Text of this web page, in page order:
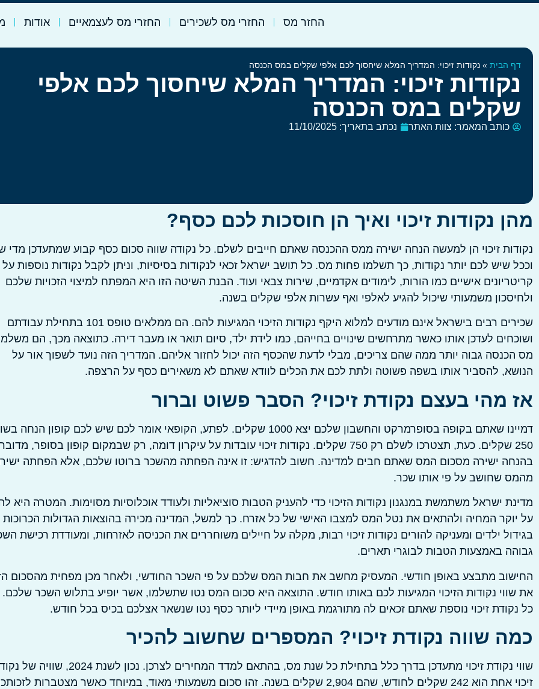
החזר מס החזרי מס לשכירים החזרי מס לעצמאיים אודות
דף הבית » נקודות זיכוי: המדריך המלא שיחסוך לכם אלפי שקלים במס הכנסה
נקודות זיכוי: המדריך המלא שיחסוך לכם אלפי
שקלים במס הכנסה
כותב המאמר: צוות האתר נכתב בתאריך: 11/10/2025
מהן נקודות זיכוי ואיך הן חוסכות לכם כסף?
נקודות זיכוי הן למעשה הנחה ישירה ממס ההכנסה שאתם חייבים לשלם. כל נקודה שווה סכום כסף קבוע שמתעדכן מדי
וככל שיש לכם יותר נקודות, כך תשלמו פחות מס. כל תושב ישראל זכאי לנקודות בסיסיות, וניתן לקבל נקודות נוספות על
קריטריונים אישיים כמו הורות, לימודים אקדמיים, שירות צבאי ועוד. הבנת השיטה הזו היא המפתח למיצוי הזכויות שלכם
ולחיסכון משמעותי שיכול להגיע לאלפי ואף עשרות אלפי שקלים בשנה.
שכירים רבים בישראל אינם מודעים למלוא היקף נקודות הזיכוי המגיעות להם. הם ממלאים טופס 101 בתחילת עבודתם
ושוכחים לעדכן אותו כאשר מתרחשים שינויים בחייהם, כמו לידת ילד, סיום תואר או מעבר דירה. כתוצאה מכך, הם
מס הכנסה גבוה יותר ממה שהם צריכים, מבלי לדעת שהכסף הזה יכול לחזור אליהם. המדריך הזה נועד לשפוך אור על
הנושא, להסביר אותו בשפה פשוטה ולתת לכם את הכלים לוודא שאתם לא משאירים כסף על הרצפה.
אז מהי בעצם נקודת זיכוי? הסבר פשוט וברור
דמיינו שאתם בקופה בסופרמרקט והחשבון שלכם יצא 1000 שקלים. לפתע, הקופאי אומר לכם שיש לכם קופון הנחה
250 שקלים. כעת, תצטרכו לשלם רק 750 שקלים. נקודות זיכוי עובדות על עיקרון דומה, רק שבמקום קופון בסופר, מדובר
בהנחה ישירה מסכום המס שאתם חבים למדינה. חשוב להדגיש: זו אינה הפחתה מהשכר ברוטו שלכם, אלא הפחתה
מהמס שחושב על פי אותו שכר.
מדינת ישראל משתמשת במנגנון נקודות הזיכוי כדי להעניק הטבות סוציאליות ולעודד אוכלוסיות מסוימות. המטרה היא
על יוקר המחיה ולהתאים את נטל המס למצבו האישי של כל אזרח. כך למשל, המדינה מכירה בהוצאות הגדולות הכרוכות
בגידול ילדים ומעניקה להורים נקודות זיכוי רבות, מקלה על חיילים משוחררים את הכניסה לאזרחות, ומעודדת רכישת
גבוהה באמצעות הטבות לבוגרי תארים.
החישוב מתבצע באופן חודשי. המעסיק מחשב את חבות המס שלכם על פי השכר החודשי, ולאחר מכן מפחית מהסכום
את שווי נקודות הזיכוי המגיעות לכם באותו חודש. התוצאה היא סכום המס נטו שתשלמו, אשר יופיע בתלוש השכר שלכם.
כל נקודת זיכוי נוספת שאתם זכאים לה מתורגמת באופן מיידי ליותר כסף נטו שנשאר אצלכם בכיס בכל חודש.
כמה שווה נקודת זיכוי? המספרים שחשוב להכיר
שווי נקודת זיכוי מתעדכן בדרך כלל בתחילת כל שנת מס, בהתאם למדד המחירים לצרכן. נכון לשנת 2024,
זיכוי אחת הוא 242 שקלים לחודש, שהם 2,904 שקלים בשנה. זהו סכום משמעותי מאוד, במיוחד כאשר מצטברות